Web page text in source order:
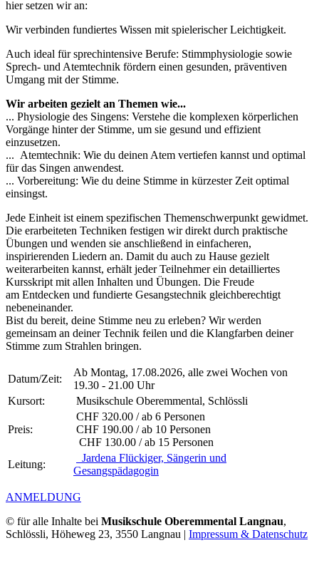
hier setzen wir an:
Wir verbinden fundiertes Wissen mit spielerischer Leichtigkeit.
Auch ideal für sprechintensive Berufe: Stimmphysiologie sowie
Sprech- und Atemtechnik fördern einen gesunden, präventiven
Umgang mit der Stimme.
Wir arbeiten gezielt an Themen wie...
... Physiologie des Singens: Verstehe die komplexen körperlichen
Vorgänge hinter der Stimme, um sie gesund und effizient
einzusetzen.
... Atemtechnik: Wie du deinen Atem vertiefen kannst und optimal
für das Singen anwendest.
... Vorbereitung: Wie du deine Stimme in kürzester Zeit optimal
einsingst.
Jede Einheit ist einem spezifischen Themenschwerpunkt gewidmet.
Die erarbeiteten Techniken festigen wir direkt durch praktische
Übungen und wenden sie anschließend in einfacheren,
inspirierenden Liedern an. Damit du auch zu Hause gezielt
weiterarbeiten kannst, erhält jeder Teilnehmer ein detailliertes
Kursskript mit allen Inhalten und Übungen. Die Freude
am Entdecken und fundierte Gesangstechnik gleichberechtigt
nebeneinander.
Bist du bereit, deine Stimme neu zu erleben? Wir werden
gemeinsam an deiner Technik feilen und die Klangfarben deiner
Stimme zum Strahlen bringen.
Datum/Zeit:
Ab Montag, 17.08.2026, alle zwei Wochen von
19.30 - 21.00 Uhr
Kursort:
Musikschule Oberemmental, Schlössli
Preis:
CHF 320.00 / ab 6 Personen
CHF 190.00 / ab 10 Personen
CHF 130.00 / ab 15 Personen
Leitung:
Jardena Flückiger, Sängerin und
Gesangspädagogin
ANMELDUNG
© für alle Inhalte bei Musikschule Oberemmental Langnau,
Schlössli, Höheweg 23, 3550 Langnau | Impressum & Datenschutz